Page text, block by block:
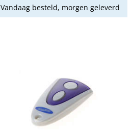
Vandaag besteld, morgen geleverd